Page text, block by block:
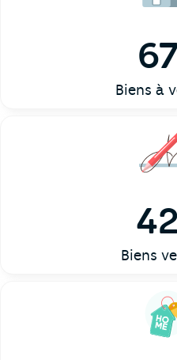
Biens à
Biens